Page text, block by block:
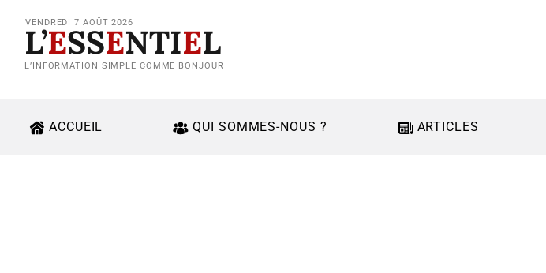
VENDREDI 7 AOÛT 2026
L’ESSENTIEL
L’INFORMATION SIMPLE COMME BONJOUR
ACCUEIL QUI SOMMES-NOUS ? ARTICLES